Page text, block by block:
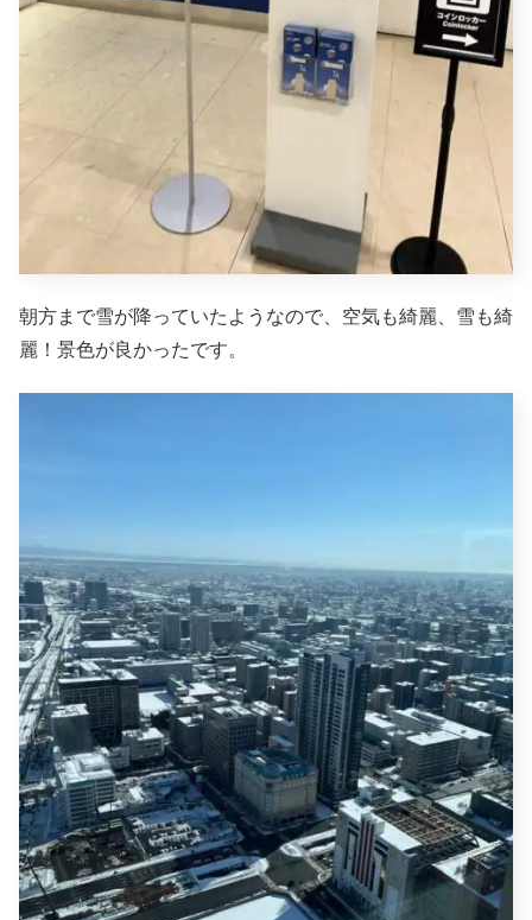
朝方まで雪が降っていたようなので、空気も綺麗、雪も綺
麗！景色が良かったです。